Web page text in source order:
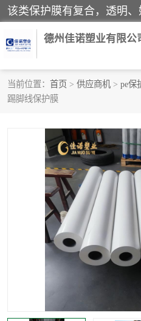
德州佳诺塑业有限公
当前位置： 首页 > 供应商机 > pe保
踢脚线保护膜
pe保护膜
地毯保护膜
拉伸缠绕膜
黑白保护膜
明蓝保护膜
印字保护膜
窗缝阻风胶带